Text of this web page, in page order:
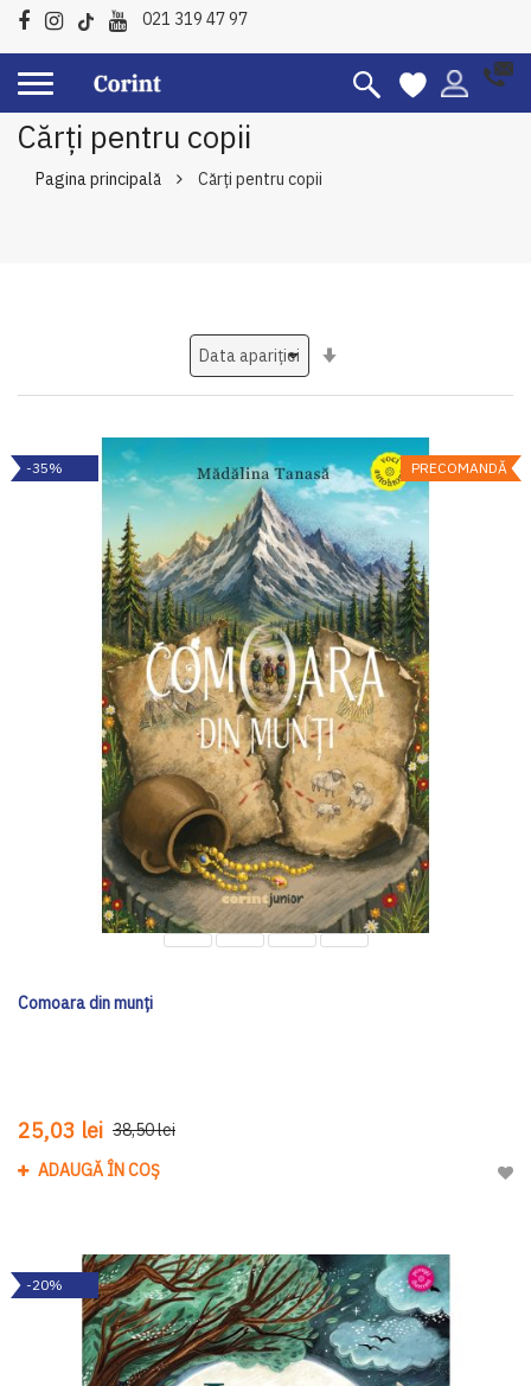
021 319 47 97
Cărți pentru copii
Pagina principală Cărți pentru copii
PRECOMANDĂ
-35%
Comoara din munți
25,03 lei 38,50 lei
ADAUGĂ ÎN COȘ
-20%